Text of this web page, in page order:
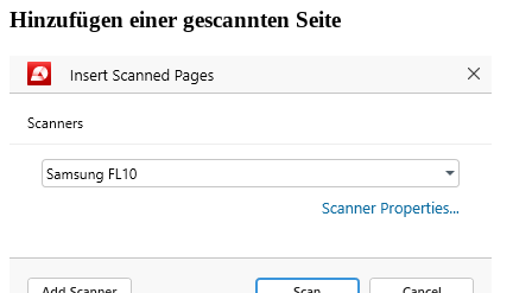
Hinzufügen einer gescannten Seite